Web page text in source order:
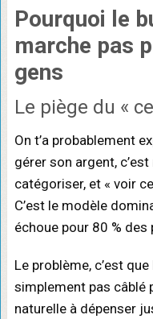
Pourquoi le
marche pas
gens
Le piège du «
On t’a probablement
gérer son argent,
catégoriser, et « voir
C’est le modèle
échoue pour 80 % des
Le problème, c’est
simplement pas câblé
naturelle à dépenser